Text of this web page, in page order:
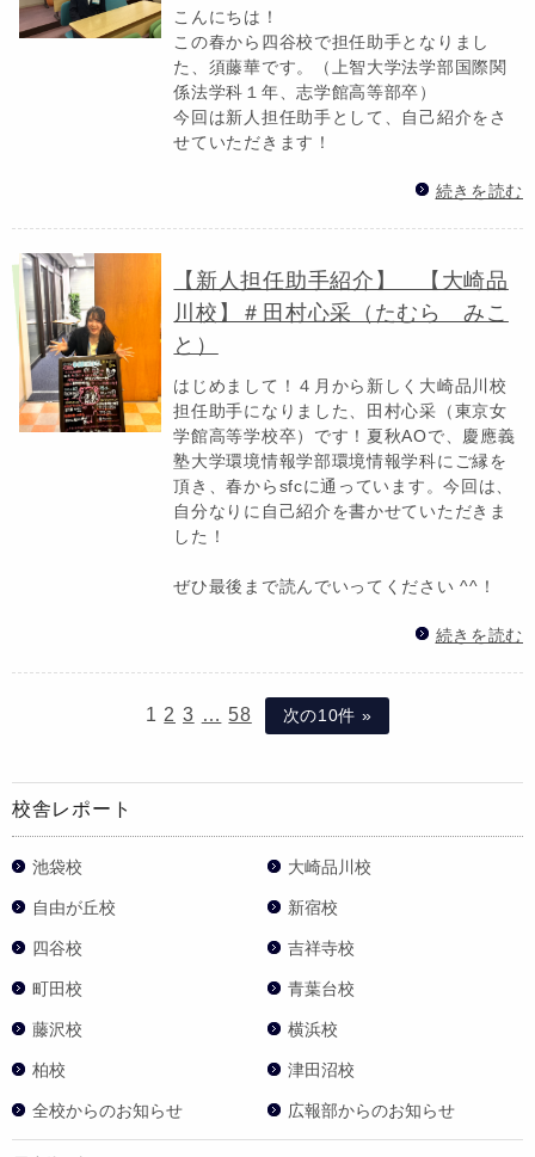
こんにちは！
この春から四谷校で担任助手となりまし
た、須藤華です。（上智大学法学部国際関
係法学科１年、志学館高等部卒）
今回は新人担任助手として、自己紹介をさ
せていただきます！
続きを読む
【新人担任助手紹介】 【大崎品
川校】＃田村心采（たむら みこ
と）
はじめまして！４月から新しく大崎品川校
担任助手になりました、田村心采（東京女
学館高等学校卒）です！夏秋AOで、慶應義
塾大学環境情報学部環境情報学科にご縁を
頂き、春からsfcに通っています。今回は、
自分なりに自己紹介を書かせていただきま
した！
ぜひ最後まで読んでいってください ^^！
続きを読む
1 2 3 … 58 次の10件 »
校舎レポート
池袋校 大崎品川校
自由が丘校 新宿校
四谷校 吉祥寺校
町田校 青葉台校
藤沢校 横浜校
柏校 津田沼校
全校からのお知らせ 広報部からのお知らせ